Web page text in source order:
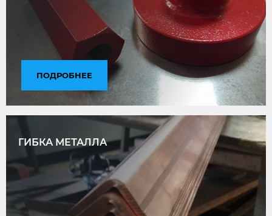
ПОДРОБНЕЕ
ГИБКА МЕТАЛЛА